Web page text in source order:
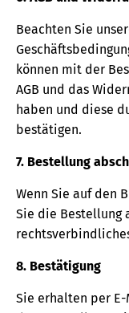
Beachten Sie
können mit der
AGB und das
haben und diese
bestätigen.
7. Bestellung
Wenn Sie auf den
Sie die Bestellung
8. Bestätigung
Sie erhalten per